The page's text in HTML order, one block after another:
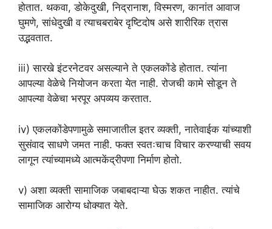
होतात. थकवा, डोकेदुखी, निद्रानाश, विस्मरण, कानांत आवाज
घुमणे, सांधेदुखी व त्याचबराबेर दृष्टिदोष असे शारीरिक त्रास
उद्भवतात.
iii) सारखे इंटरनेटवर असल्याने ते एकलकोंडे होतात. त्यांना
आपल्या वेळेचे नियोजन करता येत नाही. रोजची कामे सोडून ते
आपल्या वेळेचा भरपूर अपव्यय करतात.
iv) एकलकोंडेपणामुळे समाजातील इतर व्यक्ती, नातेवाईक यांच्याशी
सुसंवाद साधणे जमत नाही. फक्त स्वतःचाच विचार करण्याची सवय
लागून त्यांच्यामध्ये आत्मकेंद्रीपणा निर्माण होतो.
v) अशा व्यक्ती सामाजिक जबाबदाऱ्या घेऊ शकत नाहीत. त्यांचे
सामाजिक आरोग्य धोक्यात येते.